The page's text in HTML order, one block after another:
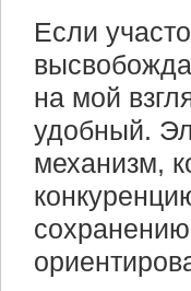
Если
на мой
удобный.
механизм,